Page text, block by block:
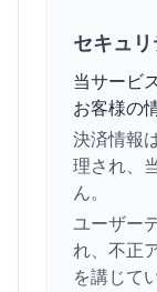
セキュリ
当サービ
お客様の
決済情報
理され、
ん。
ユーザー
れ、不正
を講じて